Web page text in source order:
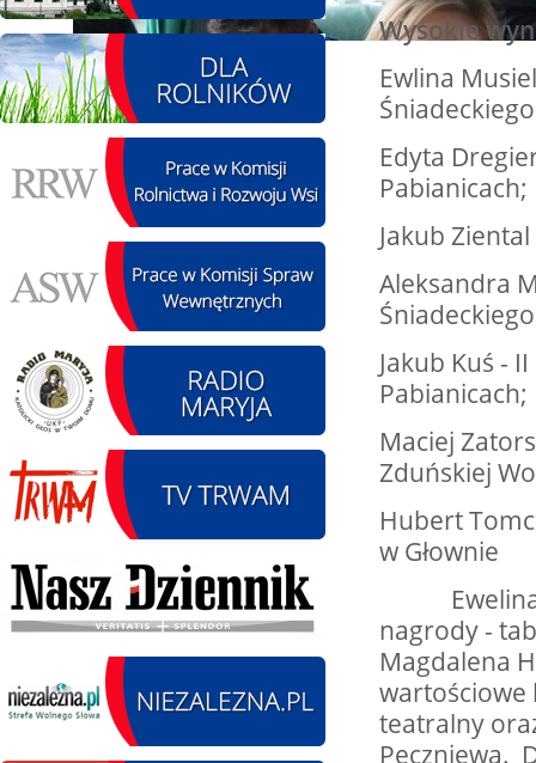
SIERPIEŃ
14
14.08.2026 r. - Dzień
Kiernozkiego Dzika.
Kiernozia
SIERPIEŃ
15
15.08.2026 r. -Święto
Wojska Polskiego.
Łódź
czytaj więcej
SIERPIEŃ
15
Chrzanisko.
czytaj więcej
15
Oddanie budynku.
Wielgie
czytaj więcej
Wysokie
Ewlina
Edyta
Pabianicach;
Jakub
Aleksandra
Jakub Kuś -
Pabianicach;
Maciej
Zduńskiej
Hubert
w Głownie
Ewelina
nagrody -
Magdalena
wartościowe
teatralny
Pęczniewa.